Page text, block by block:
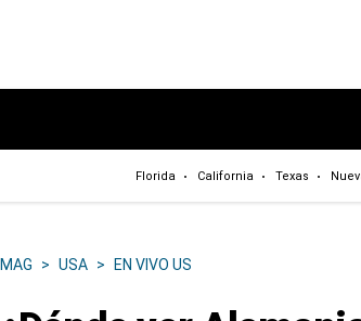
Florida California Texas
MAG > USA > EN VIVO US